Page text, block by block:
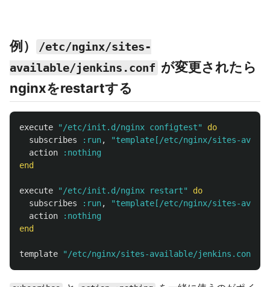
例）
/etc/nginx/sites-
available/jenkins.conf が変更されたら
nginxをrestartする
execute "/etc/init.d/nginx configtest"
do
subscribes
:run,
"template[/etc/nginx/sites-
action
:nothing
end
execute "/etc/init.d/nginx restart"
do
subscribes
:run,
"template[/etc/nginx/sites-
action
:nothing
end
template "/etc/nginx/sites-available/jenkins.conf"